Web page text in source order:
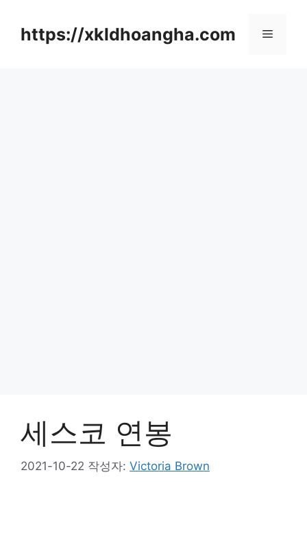
https://xkldhoangha.com 메
세스코 연봉
2021-10-22 작성자: Victoria Brown